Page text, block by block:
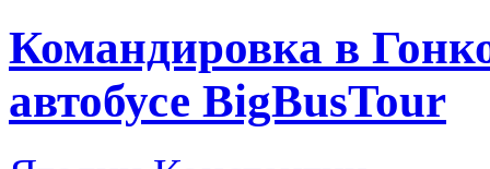
Командировка в
автобусе BigBusTour